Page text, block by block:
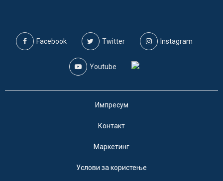
Facebook Twitter Instagram
Youtube
Импресум
Контакт
Маркетинг
Услови за користење